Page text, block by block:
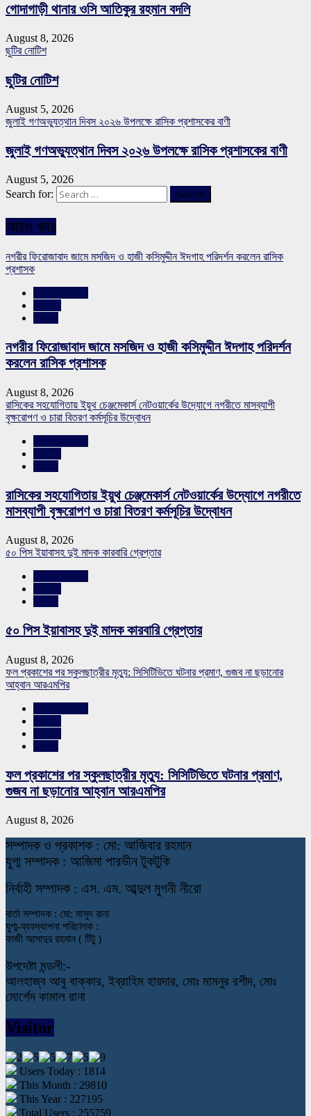
গোদাগাড়ী থানার ওসি আতিকুর রহমান বদলি
August 8, 2026
ছুটির নোটিশ
ছুটির নোটিশ
August 5, 2026
জুলাই গণঅভ্যুত্থান দিবস ২০২৬ উপলক্ষে রাসিক প্রশাসকের বাণী
জুলাই গণঅভ্যুত্থান দিবস ২০২৬ উপলক্ষে রাসিক প্রশাসকের বাণী
August 5, 2026
Search for:
আরও খবর
নগরীর ফিরোজাবাদ জামে মসজিদ ও হাজী কসিমুদ্দীন ঈদগাহ পরিদর্শন করলেন রাসিক
প্রশাসক
নগরীর ফিরোজাবাদ জামে মসজিদ ও হাজী কসিমুদ্দীন ঈদগাহ পরিদর্শন
করলেন রাসিক প্রশাসক
August 8, 2026
রাসিকের সহযোগিতায় ইয়ুথ চেঞ্জমেকার্স নেটওয়ার্কের উদ্যোগে নগরীতে মাসব্যাপী
বৃক্ষরোপণ ও চারা বিতরণ কর্মসূচির উদ্বোধন
রাসিকের সহযোগিতায় ইয়ুথ চেঞ্জমেকার্স নেটওয়ার্কের উদ্যোগে নগরীতে
মাসব্যাপী বৃক্ষরোপণ ও চারা বিতরণ কর্মসূচির উদ্বোধন
August 8, 2026
৫০ পিস ইয়াবাসহ দুই মাদক কারবারি গ্রেপ্তার
৫০ পিস ইয়াবাসহ দুই মাদক কারবারি গ্রেপ্তার
August 8, 2026
ফল প্রকাশের পর স্কুলছাত্রীর মৃত্যু: সিসিটিভিতে ঘটনার প্রমাণ, গুজব না ছড়ানোর
আহ্বান আরএমপির
ফল প্রকাশের পর স্কুলছাত্রীর মৃত্যু: সিসিটিভিতে ঘটনার প্রমাণ,
গুজব না ছড়ানোর আহ্বান আরএমপির
August 8, 2026
সম্পাদক ও প্রকাশক : মো: আজিবার রহমান
যুগ্ম সম্পাদক : আজিমা পারভীন টুকটুকি
নির্বাহী সম্পাদক : এস. এম. আব্দুল মুগনী নীরো
বার্তা সম্পাদক : মো: মাসুদ রানা
যুগ্ম-ব্যবস্থাপনা পরিচালক :
কাজী আসাদুর রহমান ( টিটু )
উপদেষ্টা মন্ডলী:-
আলহাজ্ব আবু বাক্কার, ইব্রাহিম হায়দার, মোঃ মামনুর রশীদ, মোঃ
মোর্শেদ কামাল রানা
Visitor
Users Today : 1814
This Month : 29810
This Year : 227195
Total Users : 255759